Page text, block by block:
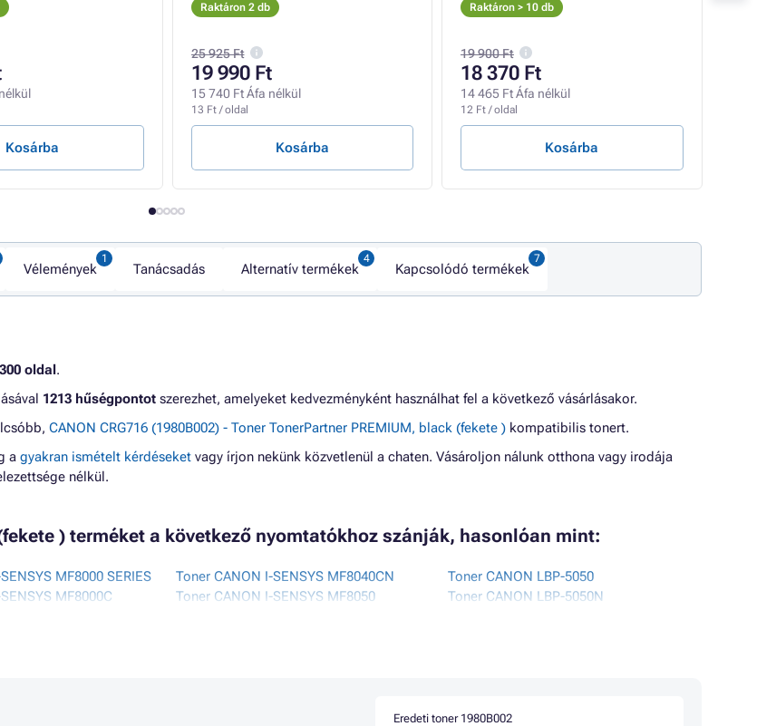
Kosárba
Raktáron 2 db
25 925 Ft
19 990 Ft
15 740 Ft Áfa nélkül
13 Ft / oldal
Kosárba
Raktáron > 10 db
19 900 Ft
18 370 Ft
14 465 Ft Áfa nélkül
12 Ft / oldal
Kosárba
Vélemények Tanácsadás Alternatív termékek Kapcsolódó termékek
oldal.
1213 hűségpontot szerezhet, amelyeket kedvezményként használhat fel a következő vásárlásakor.
CANON CRG716 (1980B002) - Toner TonerPartner PREMIUM, black (fekete ) kompatibilis tonert.
a gyakran ismételt kérdéseket vagy írjon nekünk közvetlenül a chaten. Vásároljon nálunk otthona vagy irodája
nélkül.
) terméket a következő nyomtatókhoz szánják, hasonlóan mint:
MF8000 SERIES
MF8000C
Toner CANON I-SENSYS MF8040CN
Toner CANON I-SENSYS MF8050
Toner CANON LBP-5050
Toner CANON LBP-5050N
Eredeti toner 1980B002